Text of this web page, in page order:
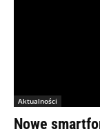
Aktualności
Nowe